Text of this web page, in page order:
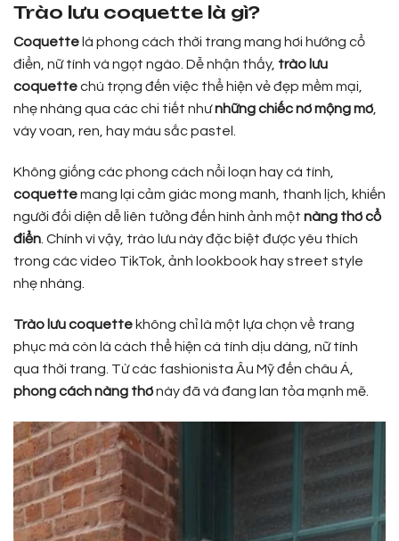
Trào lưu coquette là gì?
Coquette là phong cách thời trang mang hơi hướng cổ
điển, nữ tính và ngọt ngào. Dễ nhận thấy, trào lưu
coquettechú trọng đến việc thể hiện vẻ đẹp mềm mại,
nhẹ nhàng qua các chi tiết nhưnhững chiếc nơ mộng mơ,
váy voan, ren, hay màu sắc pastel.
Không giống các phong cách nổi loạn hay cá tính,
coquettemang lại cảm giác mong manh, thanh lịch, khiến
người đối diện dễ liên tưởng đến hình ảnh một nàng thơ cổ
điển . Chính vì vậy, trào lưu này đặc biệt được yêu thích
trong các video TikTok, ảnh lookbook hay street style
nhẹ nhàng.
Trào lưu coquette không chỉ là một lựa chọn về trang
phục mà còn là cách thể hiện cá tính dịu dàng, nữ tính
qua thời trang. Từ các fashionista Âu Mỹ đến châu Á,
phong cách nàng thơnày đã và đang lan tỏa mạnh mẽ.